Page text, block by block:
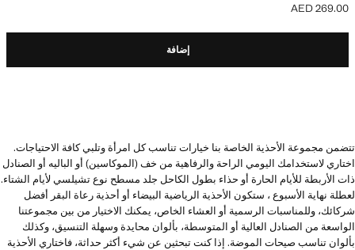
السعر الحالي [AED 269.00 ]
AED 269.00
إضافة
تتضمن مجموعة الأحذية الخاصة بنا خيارات تناسب كل امرأة وتلبي كافة الاحتياجات.
اختاري لاستخدامك اليومي الراحة والرفاهية من خف (الموكاسين) أو الباليه أو الصنادل
ذات الأربطة للأيام الحارة أو حذاء بطول الكاحل جلد مسطح نوع تشيلسي لأيام الشتاء.
لعطلة نهاية الأسبوع ، ستكون الأحذية الرياضية البيضاء أو أحذية رعاة البقر أفضل
شركائك، وللمناسبات الرسمية أو العشاء الخاص، يمكنك الاختيار من بين مجموعتنا
الواسعة من الصنادل العالية أو المتوسطة، بألوان محايدة وسهلة التنسيق، وكذلك
بألوان تناسب صيحات الموضة. إذا كنت تبحثين عن شيء أكثر حداثة، فاختاري الأحذية